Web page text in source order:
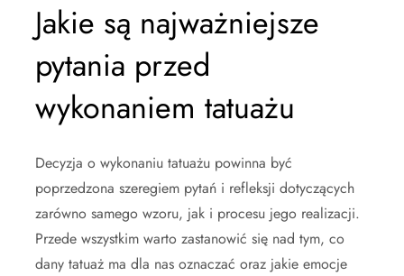
Jakie są najważniejsze
pytania przed
wykonaniem tatuażu
Decyzja o wykonaniu tatuażu powinna być
poprzedzona szeregiem pytań i refleksji dotyczących
zarówno samego wzoru, jak i procesu jego realizacji.
Przede wszystkim warto zastanowić się nad tym, co
dany tatuaż ma dla nas oznaczać oraz jakie emocje